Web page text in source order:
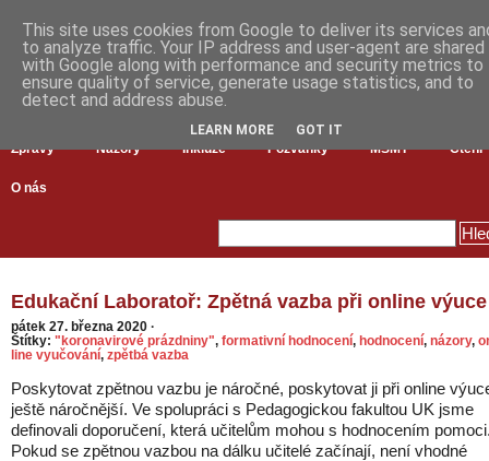
Zprávy Názory Inkluze Pozvánky MŠMT Čtení
O nás
Edukační Laboratoř: Zpětná vazba při online výuce
pátek 27. března 2020 ·
Štítky: "koronavirové prázdniny", formativní hodnocení, hodnocení, názory,
line vyučování, zpětbá vazba
Poskytovat zpětnou vazbu je náročné, poskytovat ji při online
ještě náročnější. Ve spolupráci s Pedagogickou fakultou UK jsme
definovali doporučení, která učitelům mohou s hodnocením
Pokud se zpětnou vazbou na dálku učitelé začínají, není vhodné
This site uses cookies from Google to deliver its services
to analyze traffic. Your IP address and user-agent are shared
with Google along with performance and security metrics to
ensure quality of service, generate usage statistics, and to
detect and address abuse.
LEARN MORE GOT IT